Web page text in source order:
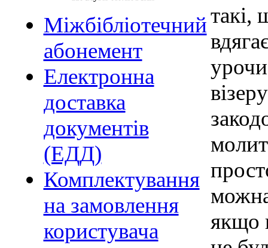
Міжбібліотечний
абонемент
Електронна
доставка
документів
(ЕДД)
Комплектування
на замовлення
користувача
такі,
якщо